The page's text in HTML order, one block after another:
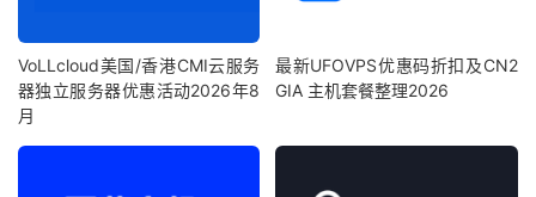
VoLLcloud美国/香港CMI云服务
器独立服务器优惠活动2026年8
月
最新UFOVPS优惠码折扣及CN2
GIA 主机套餐整理2026